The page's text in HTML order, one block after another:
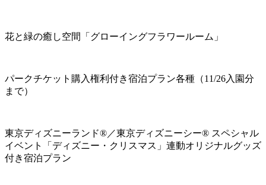
花と緑の癒し空間「グローイングフラワールーム」
パークチケット購入権利付き宿泊プラン各種（11/26入園分
まで）
東京ディズニーランド®／東京ディズニーシー® スペシャル
イベント「ディズニー・クリスマス」連動オリジナルグッズ
付き宿泊プラン